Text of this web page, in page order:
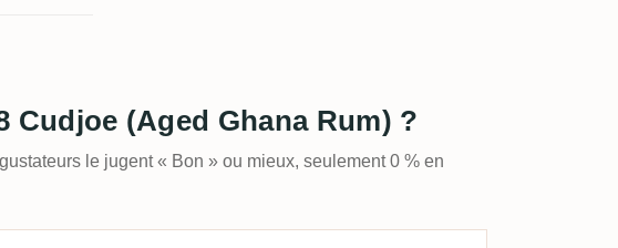
Cudjoe (Aged Ghana Rum) ?
le jugent « Bon » ou mieux, seulement 0 % en